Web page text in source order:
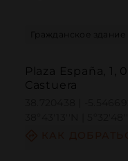
Гражданское здание
Plaza España, 1,
Castuera